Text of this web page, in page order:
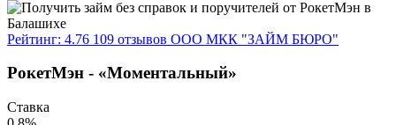
Рейтинг: 4.76 109 отзывов ООО МКК "ЗАЙМ БЮРО"
РокетМэн - «Моментальный»
Ставка